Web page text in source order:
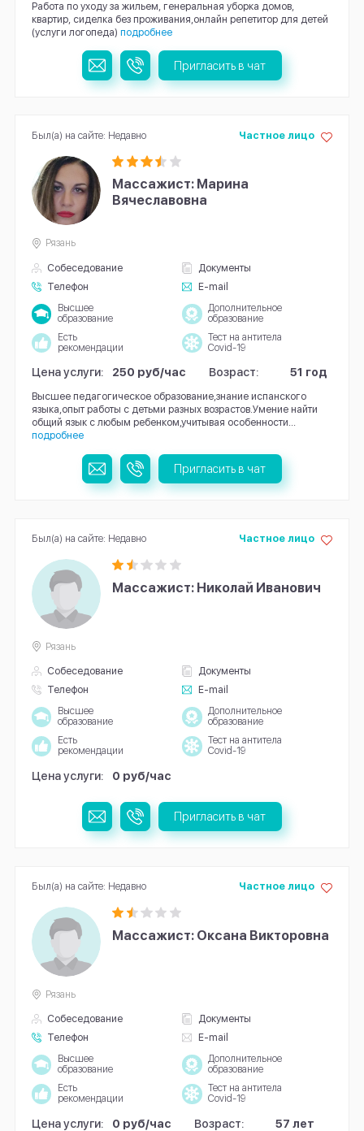
Работа по уходу за жильем, генеральная уборка домов,
квартир, сиделка без проживания,онлайн репетитор для детей
(услуги логопеда) подробнее
Пригласить в чат
Массажист: Марина
Вячеславовна
Собеседование
Документы
Телефон
E-mail
Частное лицо
Рязань
Высшее
образование
Дополнительное
образование
Есть
рекомендации
Тест на антитела
Covid-19
Цена услуги: 250 руб/час Возраст: 51 год
Высшее педагогическое образование,знание испанского
языка,опыт работы с детьми разных возрастов.Умение найти
общий язык с любым ребенком,учитывая особенности...
подробнее
Был(а) на сайте: Недавно
Пригласить в чат
Массажист: Николай Иванович
Собеседование
Документы
Телефон
E-mail
Частное лицо
Рязань
Высшее
образование
Дополнительное
образование
Есть
рекомендации
Тест на антитела
Covid-19
Цена услуги: 0 руб/час
Был(а) на сайте: Недавно
Пригласить в чат
Массажист: Оксана Викторовна
Собеседование
Документы
Телефон
E-mail
Частное лицо
Рязань
Высшее
образование
Дополнительное
образование
Есть
рекомендации
Тест на антитела
Covid-19
Цена услуги: 0 руб/час Возраст: 57 лет
Был(а) на сайте: Недавно